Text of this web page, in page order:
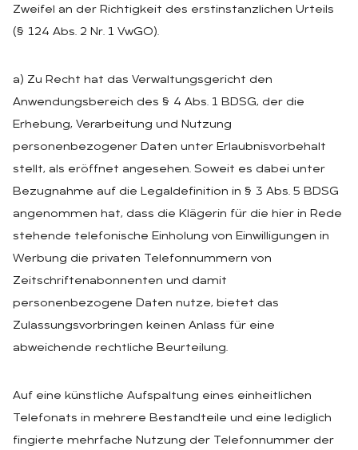
Zweifel an der Richtigkeit des erstinstanzlichen Urteils
(§ 124 Abs. 2 Nr. 1 VwGO).
a) Zu Recht hat das Verwaltungsgericht den
Anwendungsbereich des § 4 Abs. 1 BDSG, der die
Erhebung, Verarbeitung und Nutzung
personenbezogener Daten unter Erlaubnisvorbehalt
stellt, als eröffnet angesehen. Soweit es dabei unter
Bezugnahme auf die Legaldefinition in § 3 Abs. 5 BDSG
angenommen hat, dass die Klägerin für die hier in Rede
stehende telefonische Einholung von Einwilligungen in
Werbung die privaten Telefonnummern von
Zeitschriftenabonnenten und damit
personenbezogene Daten nutze, bietet das
Zulassungsvorbringen keinen Anlass für eine
abweichende rechtliche Beurteilung.
Auf eine künstliche Aufspaltung eines einheitlichen
Telefonats in mehrere Bestandteile und eine lediglich
fingierte mehrfache Nutzung der Telefonnummer der